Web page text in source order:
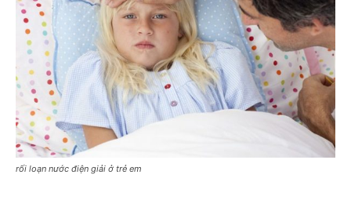
rối loạn nước điện giải ở trẻ em